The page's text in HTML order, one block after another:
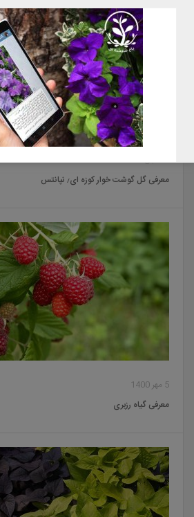
22 آبان 1400
معرفی گل گوشت خوار کوزه ای٫ نپانتس
5 مهر 1400
معرفی گیاه رزبری